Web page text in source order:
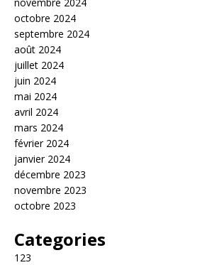
octobre 2024
septembre 2024
août 2024
juillet 2024
juin 2024
mai 2024
avril 2024
mars 2024
février 2024
janvier 2024
décembre 2023
novembre 2023
octobre 2023
Categories
123